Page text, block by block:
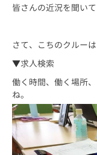
皆さんの近況を聞いて
さて、こちのクルーは
▼求人検索
働く時間、働く場所
ね。